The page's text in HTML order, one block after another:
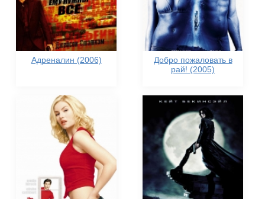
Адреналин (2006)
Добро пожаловать в
рай! (2005)